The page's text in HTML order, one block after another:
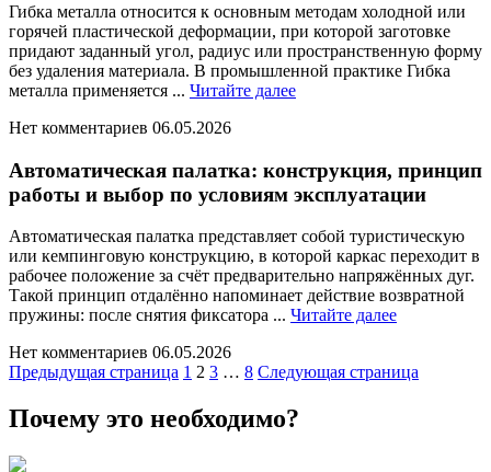
Гибка металла относится к основным методам холодной или
горячей пластической деформации, при которой заготовке
придают заданный угол, радиус или пространственную форму
без удаления материала. В промышленной практике Гибка
металла применяется ... Читайте далееЧитайте
Нет комментариев 06.05.2026
Автоматическая палатка: конструкция, принцип
работы и выбор по условиям эксплуатации
Автоматическая палатка представляет собой туристическую
или кемпинговую конструкцию, в которой каркас переходит в
рабочее положение за счёт предварительно напряжённых дуг.
Такой принцип отдалённо напоминает действие возвратной
пружины: после снятия фиксатора ... Читайте далееЧитайте
Нет комментариев 06.05.2026
Пагинация
записей
Предыдущая страница Страница
1 Страница
2 Страница
3 … Страница
8 Следующая страница
Почему это необходимо?